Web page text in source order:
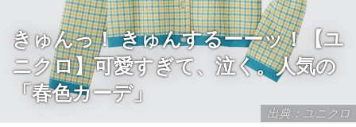
出典：ユニクロ
きゅんっ！ きゅんするーーッ！【ユ
ニクロ】可愛すぎて、泣く。人気の
「春色カーデ」